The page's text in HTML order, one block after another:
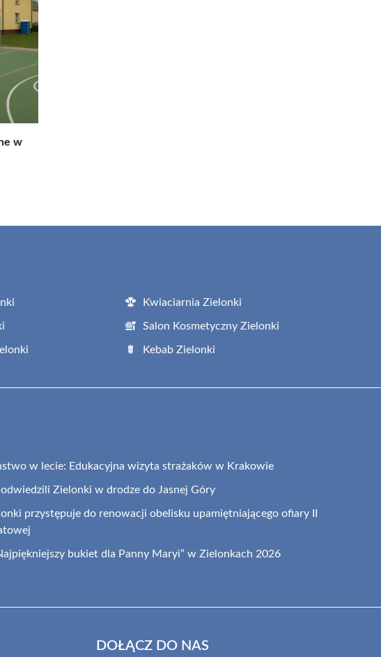
w
Kwiaciarnia Zielonki
Salon Kosmetyczny Zielonki
Kebab Zielonki
w lecie: Edukacyjna wizyta strażaków w Krakowie
odwiedzili Zielonki w drodze do Jasnej Góry
przystępuje do renowacji obelisku upamiętniającego ofiary II
bukiet dla Panny Maryi” w Zielonkach 2026
DOŁĄCZ DO NAS